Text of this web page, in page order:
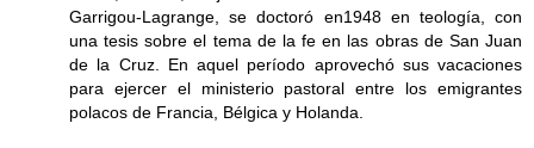
Garrigou-Lagrange, se doctoró en1948 en teología, con
una tesis sobre el tema de la fe en las obras de San Juan
de la Cruz. En aquel período aprovechó sus vacaciones
para ejercer el ministerio pastoral entre los emigrantes
polacos de Francia, Bélgica y Holanda.